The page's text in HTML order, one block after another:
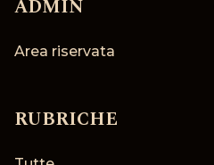
ADMIN
Area riservata
RUBRICHE